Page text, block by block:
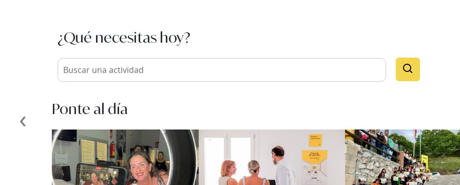
¿Qué necesitas hoy?
Ponte al día
‹